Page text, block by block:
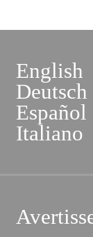
English
Deutsch
Español
Italiano